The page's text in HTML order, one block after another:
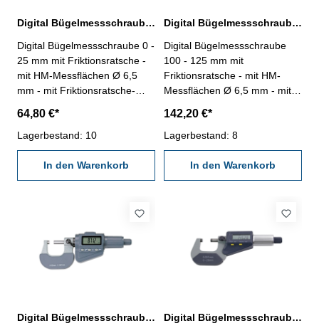
Digital Bügelmessschraube 0 - 25 mm mit Friktionsratsche DIN 863
Digital Bügelmessschraube 0 -
25 mm mit Friktionsratsche -
mit HM-Messflächen Ø 6,5
mm - mit Friktionsratsche-
SET-, DATA-, mm/inch/0-
Taste - mit Datenausgang RB
6 - Ablesung: 0,001 mm -
Genauigkeit DIN 863 - im
Behältnis/Kasten Messbereich
64,80 €*
Lagerbestand: 10
In den Warenkorb
Digital Bügelmessschraube 100 - 125 mm mit Friktionsratsche DIN 863
Digital Bügelmessschraube
100 - 125 mm mit
Friktionsratsche - mit HM-
Messflächen Ø 6,5 mm - mit
Anzeige mit ON/OFF-, SET-,
DATA-, mm/inch/0-Taste - mit
Datenausgang RB 6 -
Ablesung: 0,001 mm -
Genauigkeit DIN 863 - mit
142,20 €*
Lagerbestand: 8
In den Warenkorb
Digital Bügelmessschraube 125 - 150 mm mit Friktionsratsche DIN 863
Digital Bügelmessschraube 25 - 50 mm DIN 863